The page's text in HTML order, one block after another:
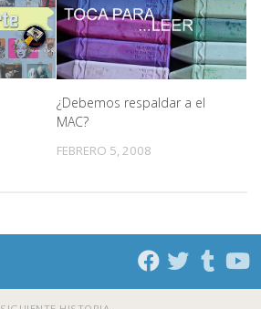
¿Debemos respaldar a el
MAC?
FEBRERO 5, 2008